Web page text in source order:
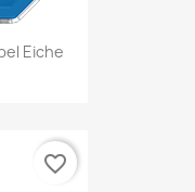
Eiche
favorite_border